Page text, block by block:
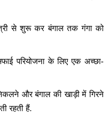
से शुरू कर बंगाल तक गंगा को
परियोजना के लिए एक अच्छा-
और बंगाल की खाड़ी में गिरने
रहती हैं.